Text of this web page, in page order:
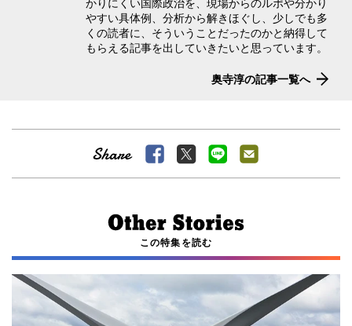
かりにくい国際政治を、現場からのルポや分かり
やすい具体例、分析から解きほぐし、少しでも多
くの読者に、そういうことだったのかと納得して
もらえる記事を出していきたいと思っています。
奥寺淳の記事一覧へ
この特集を読む